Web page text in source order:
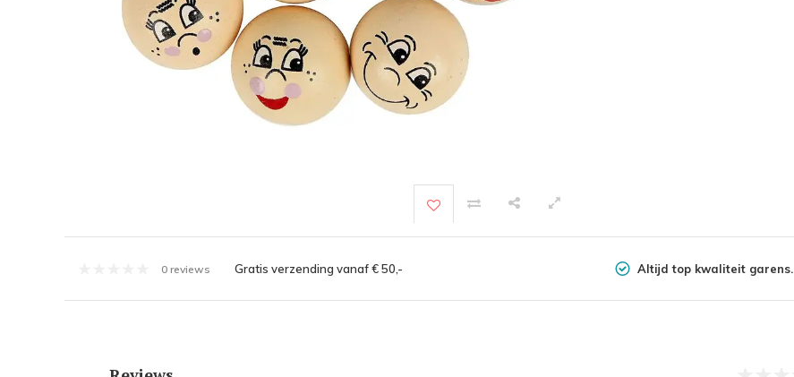
0 reviews Gratis verzending vanaf € 50,- Altijd top kwaliteit garens.